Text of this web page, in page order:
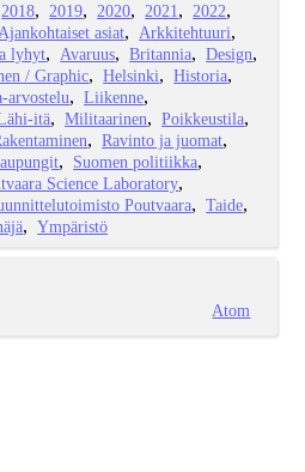
2018 2019 2020 2021
2022
Ajankohtaiset asiat
Arkkitehtuuri
lyhyt Avaruus Britannia
Design
/ Graphic Helsinki
Historia
arvostelu
Liikenne
itä Militaarinen
Poikkeustila
Ravinto ja juomat
Suomen politiikka
Science Laboratory
Poutvaara
Taide
Ympäristö
Atom